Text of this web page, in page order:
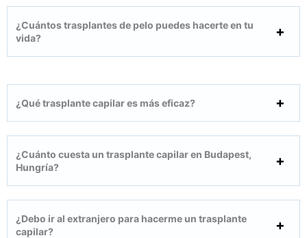
¿Cuántos trasplantes de pelo puedes hacerte en tu
vida?
¿Qué trasplante capilar es más eficaz?
¿Cuánto cuesta un trasplante capilar en Budapest,
Hungría?
¿Debo ir al extranjero para hacerme un trasplante
capilar?